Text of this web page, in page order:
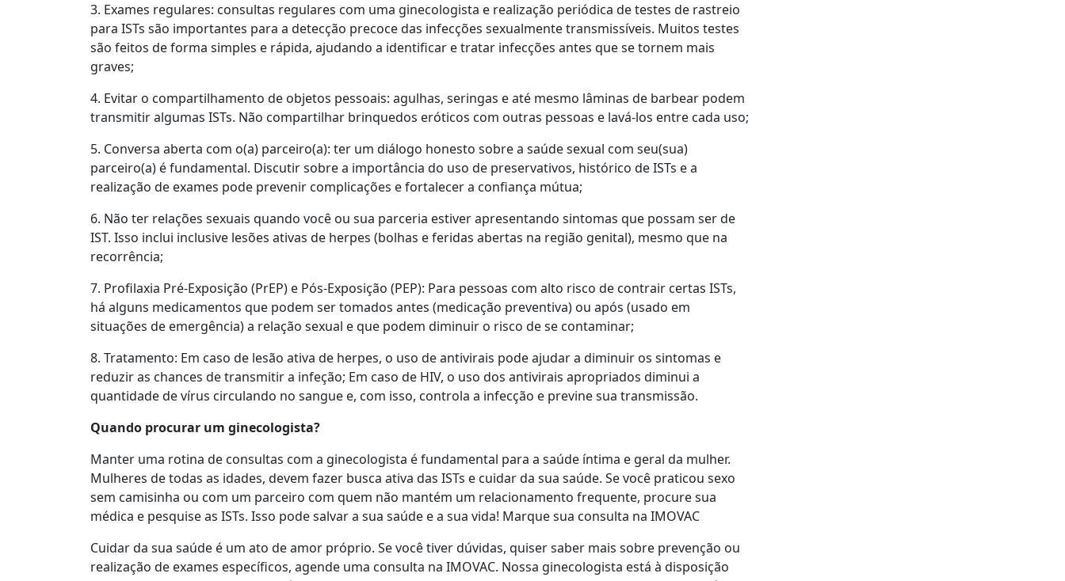
3. Exames regulares: consultas regulares com uma ginecologista e realização periódica de testes de rastreio
para ISTs são importantes para a detecção precoce das infecções sexualmente transmissíveis. Muitos testes
são feitos de forma simples e rápida, ajudando a identificar e tratar infecções antes que se tornem mais
graves;
4. Evitar o compartilhamento de objetos pessoais: agulhas, seringas e até mesmo lâminas de barbear podem
transmitir algumas ISTs. Não compartilhar brinquedos eróticos com outras pessoas e lavá-los entre cada uso;
5. Conversa aberta com o(a) parceiro(a): ter um diálogo honesto sobre a saúde sexual com seu(sua)
parceiro(a) é fundamental. Discutir sobre a importância do uso de preservativos, histórico de ISTs e a
realização de exames pode prevenir complicações e fortalecer a confiança mútua;
6. Não ter relações sexuais quando você ou sua parceria estiver apresentando sintomas que possam ser de
IST. Isso inclui inclusive lesões ativas de herpes (bolhas e feridas abertas na região genital), mesmo que na
recorrência;
7. Profilaxia Pré-Exposição (PrEP) e Pós-Exposição (PEP): Para pessoas com alto risco de contrair certas ISTs,
há alguns medicamentos que podem ser tomados antes (medicação preventiva) ou após (usado em
situações de emergência) a relação sexual e que podem diminuir o risco de se contaminar;
8. Tratamento: Em caso de lesão ativa de herpes, o uso de antivirais pode ajudar a diminuir os sintomas e
reduzir as chances de transmitir a infeção; Em caso de HIV, o uso dos antivirais apropriados diminui a
quantidade de vírus circulando no sangue e, com isso, controla a infecção e previne sua transmissão.
Quando procurar um ginecologista?
Manter uma rotina de consultas com a ginecologista é fundamental para a saúde íntima e geral da mulher.
Mulheres de todas as idades, devem fazer busca ativa das ISTs e cuidar da sua saúde. Se você praticou sexo
sem camisinha ou com um parceiro com quem não mantém um relacionamento frequente, procure sua
médica e pesquise as ISTs. Isso pode salvar a sua saúde e a sua vida! Marque sua consulta na IMOVAC
Cuidar da sua saúde é um ato de amor próprio. Se você tiver dúvidas, quiser saber mais sobre prevenção ou
realização de exames específicos, agende uma consulta na IMOVAC. Nossa ginecologista está à disposição